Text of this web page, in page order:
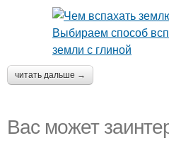
читать дальше →
Вас может